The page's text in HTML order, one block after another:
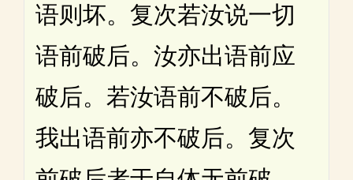
语则坏。复次若汝说一切
语前破后。汝亦出语前应
破后。若汝语前不破后。
我出语前亦不破后。复次